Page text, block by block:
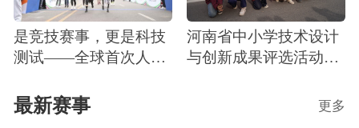
是竞技赛事，更是科技
测试——全球首次人机
河南省中小学技术设计
与创新成果评选活动圆
最新赛事 更多